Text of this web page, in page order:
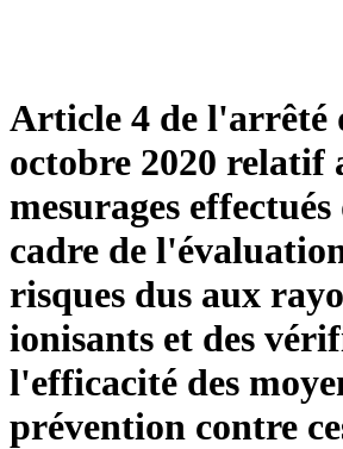
Article 4 de l'arrêté
octobre 2020 relatif
mesurages effectués
cadre de
risques dus aux
ionisants et des
l'efficacité des
prévention contre